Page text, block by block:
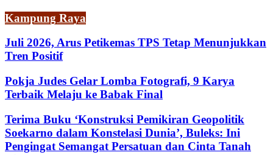
Kampung Raya
Juli 2026, Arus Petikemas TPS Tetap Menunjukkan
Tren Positif
Pokja Judes Gelar Lomba Fotografi, 9 Karya
Terbaik Melaju ke Babak Final
Terima Buku ‘Konstruksi Pemikiran Geopolitik
Soekarno dalam Konstelasi Dunia’, Buleks: Ini
Pengingat Semangat Persatuan dan Cinta Tanah